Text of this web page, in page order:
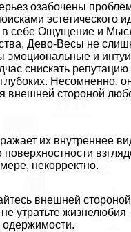
озабочены
эстетического
себе Ощущение и
Дево-Весы не
эмоциональные и
снискать репутацию
Несомненно,
внешней стороной
их внутреннее
поверхностности
некорректно.
внешней
утратьте жизнелюбия
одержимости.